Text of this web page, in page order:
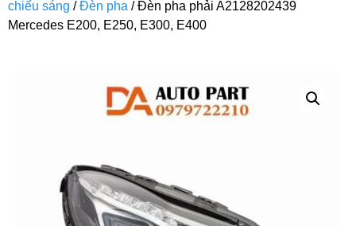
chiếu sáng /Đèn pha / Đèn pha phải A2128202439
Mercedes E200, E250, E300, E400